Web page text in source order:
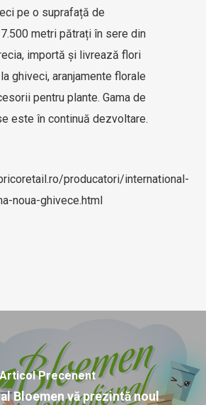
pe o suprafață de
metri pătrați în sere din
importă și livrează flori
ghiveci, aranjamente florale
pentru plante. Gama de
este în continuă dezvoltare.
producatori/international-
noua-ghivece.html
Articol Precenent
Bloemen vă prezintă noul